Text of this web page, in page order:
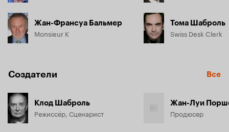
Жан-Франсуа Бальмер
Monsieur K
Тома Шаброль
Swiss Desk Clerk
Создатели Все
Клод Шаброль
Режиссёр, Сценарист
Жан-Луи
Продюсер